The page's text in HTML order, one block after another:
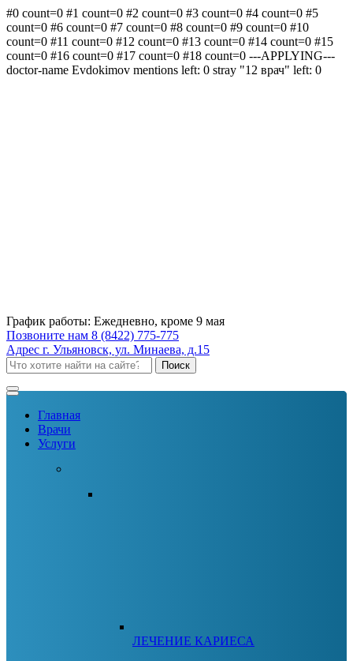
#0 count=0 #1 count=0 #2 count=0 #3 count=0 #4 count=0 #5
count=0 #6 count=0 #7 count=0 #8 count=0 #9 count=0 #10
count=0 #11 count=0 #12 count=0 #13 count=0 #14 count=0 #15
count=0 #16 count=0 #17 count=0 #18 count=0 ---APPLYING---
doctor-name Evdokimov mentions left: 0 stray "12 врач" left: 0
График работы: Ежедневно, кроме 9 мая
Позвоните нам 8 (8422) 775-775
Адрес г. Ульяновск, ул. Минаева, д.15
Search
for:
Поиск
Главная
Врачи
Услуги
ЛЕЧЕНИЕ КАРИЕСА